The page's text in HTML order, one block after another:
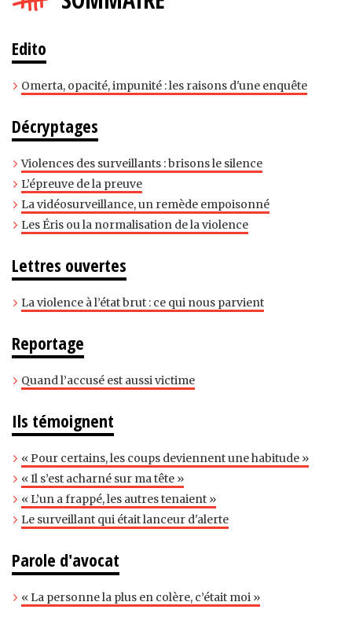
Edito
Omerta, opacité, impunité : les raisons d'une enquête
Décryptages
Violences des surveillants : brisons le silence
L’épreuve de la preuve
La vidéosurveillance, un remède empoisonné
Les Éris ou la normalisation de la violence
Lettres ouvertes
La violence à l’état brut : ce qui nous parvient
Reportage
Quand l’accusé est aussi victime
Ils témoignent
« Pour certains, les coups deviennent une habitude »
« Il s’est acharné sur ma tête »
« L’un a frappé, les autres tenaient »
Le surveillant qui était lanceur d'alerte
Parole d'avocat
« La personne la plus en colère, c’était moi »